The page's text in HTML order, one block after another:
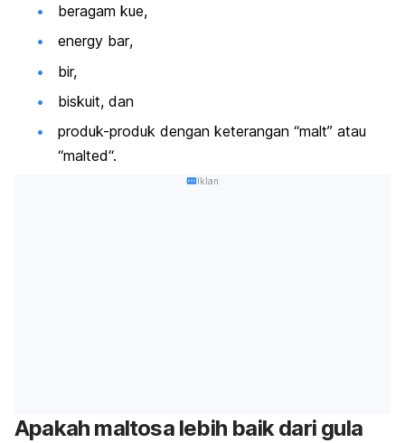
beragam kue,
energy bar,
bir,
biskuit, dan
produk-produk dengan keterangan “malt” atau
“malted“.
Iklan
Apakah maltosa lebih baik dari gula